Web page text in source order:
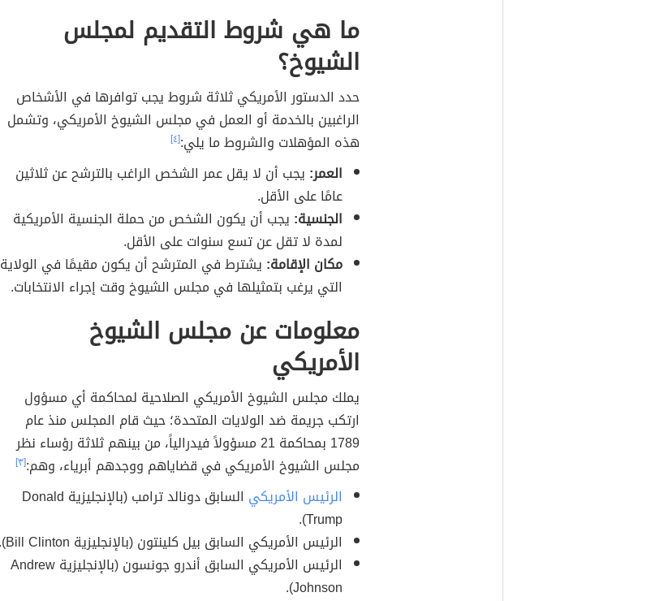
ما هي شروط التقديم لمجلس
الشيوخ؟
حدد الدستور الأمريكي ثلاثة شروط يجب توافرها في الأشخاص
الراغبين بالخدمة أو العمل في مجلس الشيوخ الأمريكي، وتشمل
هذه المؤهلات والشروط ما يلي:[٤]
العمر: يجب أن لا يقل عمر الشخص الراغب بالترشح عن ثلاثين
عامًا على الأقل.
الجنسية: يجب أن يكون الشخص من حملة الجنسية الأمريكية
لمدة لا تقل عن تسع سنوات على الأقل.
مكان الإقامة: يشترط في المترشح أن يكون مقيمًا في الولاية
التي يرغب بتمثيلها في مجلس الشيوخ وقت إجراء الانتخابات.
معلومات عن مجلس الشيوخ
الأمريكي
يملك مجلس الشيوخ الأمريكي الصلاحية لمحاكمة أي مسؤول
ارتكب جريمة ضد الولايات المتحدة؛ حيث قام المجلس منذ عام
1789 بمحاكمة 21 مسؤولاً فيدرالياً، من بينهم ثلاثة رؤساء نظر
مجلس الشيوخ الأمريكي في قضاياهم ووجدهم أبرياء، وهم:[٣]
الرئيس الأمريكي
السابق دونالد ترامب (بالإنجليزية Donald
Trump).
الرئيس الأمريكي السابق بيل كلينتون (بالإنجليزية Bill Clinton).
الرئيس الأمريكي السابق أندرو جونسون (بالإنجليزية Andrew
Johnson).